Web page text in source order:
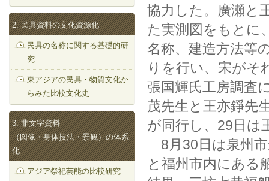
協力した。廣瀬と
た実測図をもとに
名称、建造方法等
りを行い、宋がそ
張国輝氏工房調査
茂先生と王亦錚先
が同行し、29日は
8月30日は泉州
と福州市内にある
2. 民具資料の文化資源化
民具の名称に関する基礎的研
究
東アジアの民具・物質文化か
らみた比較文化史
3. 非文字資料
（図像・身体技法・景観）の体系
化
アジア祭祀芸能の比較研究